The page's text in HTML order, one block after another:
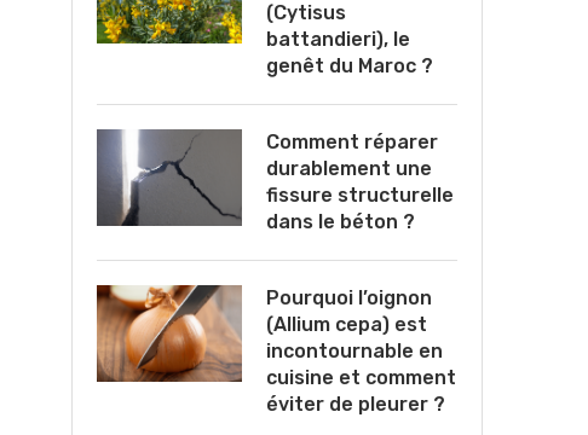
(Cytisus
battandieri), le
genêt du Maroc ?
Comment réparer
durablement une
fissure structurelle
dans le béton ?
Pourquoi l’oignon
(Allium cepa) est
incontournable en
cuisine et comment
éviter de pleurer ?